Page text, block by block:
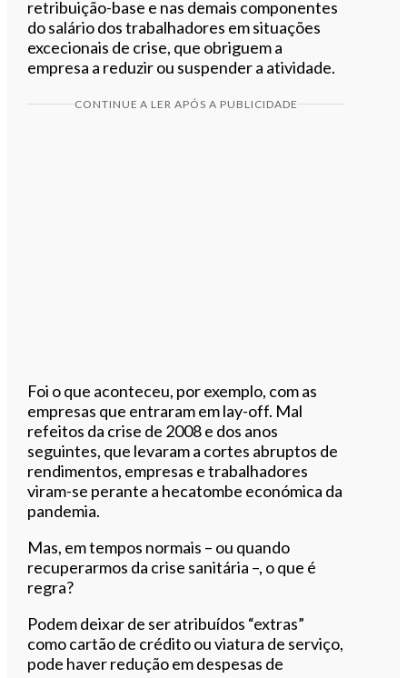
retribuição-base e nas demais componentes
do salário dos trabalhadores em situações
excecionais de crise, que obriguem a
empresa a reduzir ou suspender a atividade.
CONTINUE A LER APÓS A PUBLICIDADE
Foi o que aconteceu, por exemplo, com as
empresas que entraram em lay-off. Mal
refeitos da crise de 2008 e dos anos
seguintes, que levaram a cortes abruptos de
rendimentos, empresas e trabalhadores
viram-se perante a hecatombe económica da
pandemia.
Mas, em tempos normais – ou quando
recuperarmos da crise sanitária –, o que é
regra?
Podem deixar de ser atribuídos “extras”
como cartão de crédito ou viatura de serviço,
pode haver redução em despesas de